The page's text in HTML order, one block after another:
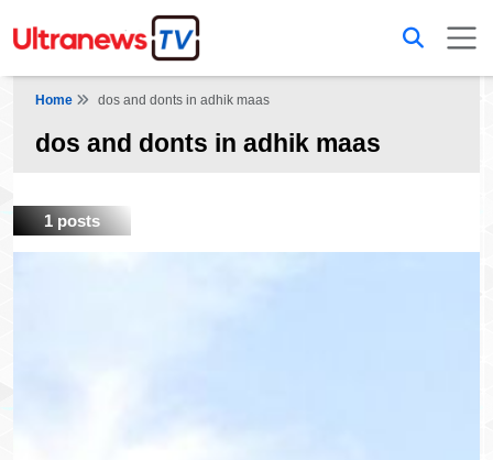
Home dos and donts in adhik maas
dos and donts in adhik maas
1 posts